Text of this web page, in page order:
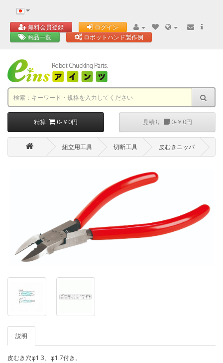
無料会員登録 ログイン
'
商品一覧
ロボットハンド製作例
精算 0-￥0円 見積り 0-￥0円
組立用工具 切断工具 皮むきニッパ
説明
皮むき穴φ1.3、φ1.7付き。